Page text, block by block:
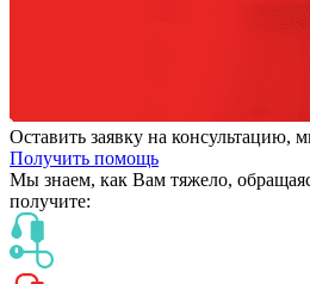
Оставить заявку на консультацию,
Получить помощь
Мы знаем, как Вам тяжело,
получите: